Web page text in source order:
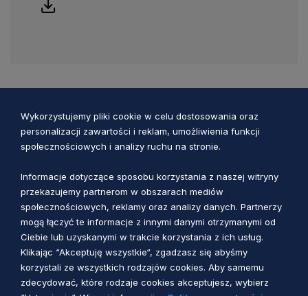
Zobacz również
Wykorzystujemy pliki cookie w celu dostosowania oraz
personalizacji zawartości i reklam, umożliwienia funkcji
społecznościowych i analizy ruchu na stronie.
Informacje dotyczące sposobu korzystania z naszej witryny
przekazujemy partnerom w obszarach mediów
społecznościowych, reklamy oraz analizy danych. Partnerzy
mogą łączyć te informacje z innymi danymi otrzymanymi od
Ciebie lub uzyskanymi w trakcie korzystania z ich usług.
Klikając “Akceptuję wszystkie“, zgadzasz się abyśmy
korzystali ze wszystkich rodzajów cookies. Aby samemu
zdecydować, które rodzaje cookies akceptujesz, wybierz